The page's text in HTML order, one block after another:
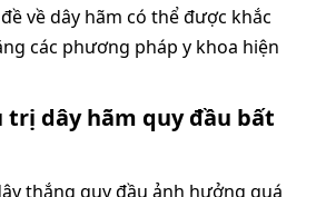
về dây hãm có thể được khắc
các phương pháp y khoa hiện
trị dây hãm quy đầu bất
thắng quy đầu ảnh hưởng quá